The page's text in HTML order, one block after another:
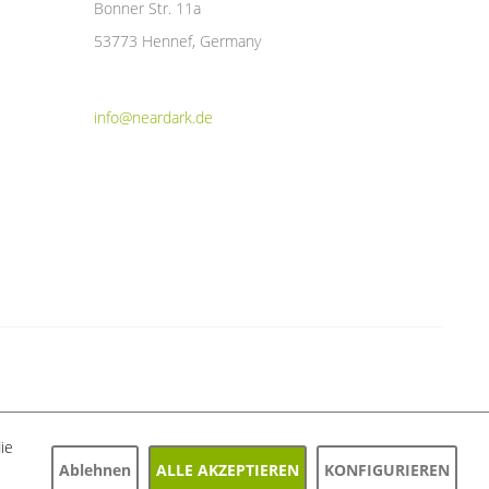
Bonner Str. 11a
53773 Hennef, Germany
info@neardark.de
Ablehnen ALLE AKZEPTIEREN KONFIGURIEREN